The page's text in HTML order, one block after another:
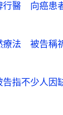
行醫 向癌患
療法 被告
指不少人